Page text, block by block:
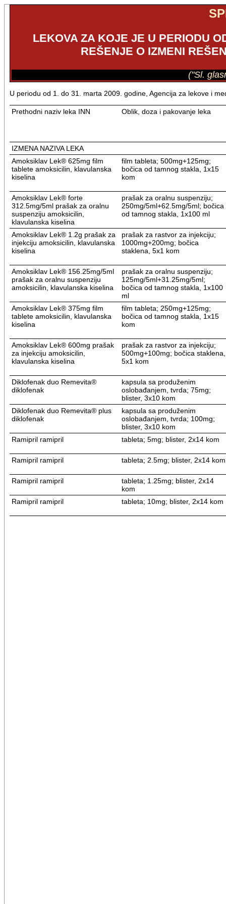
LEKOVA ZA KOJE JE U PERIODU
REŠENJE O IZMENI
("Sl.
U periodu od 1. do 31. marta 2009. godine, Agencija za lekove i
Prethodni naziv leka INN Oblik, doza i pakovanje leka
IZMENA NAZIVA LEKA
Amoksiklav Lek® 625mg film
tablete amoksicilin, klavulanska
kiselina
film tableta; 500mg+125mg;
bočica od tamnog stakla, 1x15
kom
Amoksiklav Lek® forte
312.5mg/5ml prašak za oralnu
suspenziju amoksicilin,
klavulanska kiselina
prašak za oralnu suspenziju;
250mg/5ml+62.5mg/5ml; bočica
od tamnog stakla, 1x100 ml
Amoksiklav Lek® 1.2g prašak za
injekciju amoksicilin, klavulanska
kiselina
prašak za rastvor za injekciju;
1000mg+200mg; bočica
staklena, 5x1 kom
Amoksiklav Lek® 156.25mg/5ml
prašak za oralnu suspenziju
amoksicilin, klavulanska kiselina
prašak za oralnu suspenziju;
125mg/5ml+31.25mg/5ml;
bočica od tamnog stakla, 1x100
ml
Amoksiklav Lek® 375mg film
tablete amoksicilin, klavulanska
kiselina
film tableta; 250mg+125mg;
bočica od tamnog stakla, 1x15
kom
Amoksiklav Lek® 600mg prašak
za injekciju amoksicilin,
klavulanska kiselina
prašak za rastvor za injekciju;
500mg+100mg; bočica staklena,
5x1 kom
Diklofenak duo Remevita®
diklofenak
kapsula sa produženim
oslobađanjem, tvrda; 75mg;
blister, 3x10 kom
Diklofenak duo Remevita® plus
diklofenak
kapsula sa produženim
oslobađanjem, tvrda; 100mg;
blister, 3x10 kom
Ramipril ramipril
tableta; 5mg; blister, 2x14 kom
Ramipril ramipril tableta; 2.5mg; blister, 2x14 kom
Ramipril ramipril
tableta; 1.25mg; blister, 2x14
kom
Ramipril ramipril
tableta; 10mg; blister, 2x14 kom